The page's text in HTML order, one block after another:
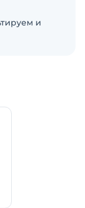
и
опций